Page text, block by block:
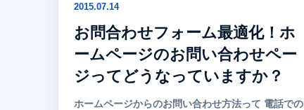
2015.07.14
お問合わせフォーム最適化！ホ
ームページのお問い合わせペー
ジってどうなっていますか？
ホームページからのお問い合わせ方法って 電話での